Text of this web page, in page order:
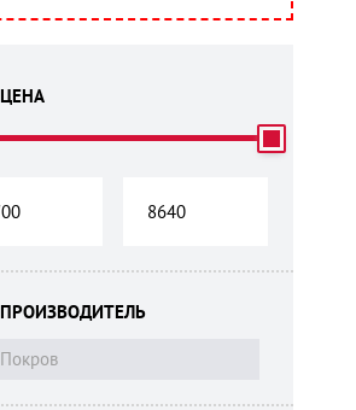
ЦЕНА
ПРОИЗВОДИТЕЛЬ
Покров